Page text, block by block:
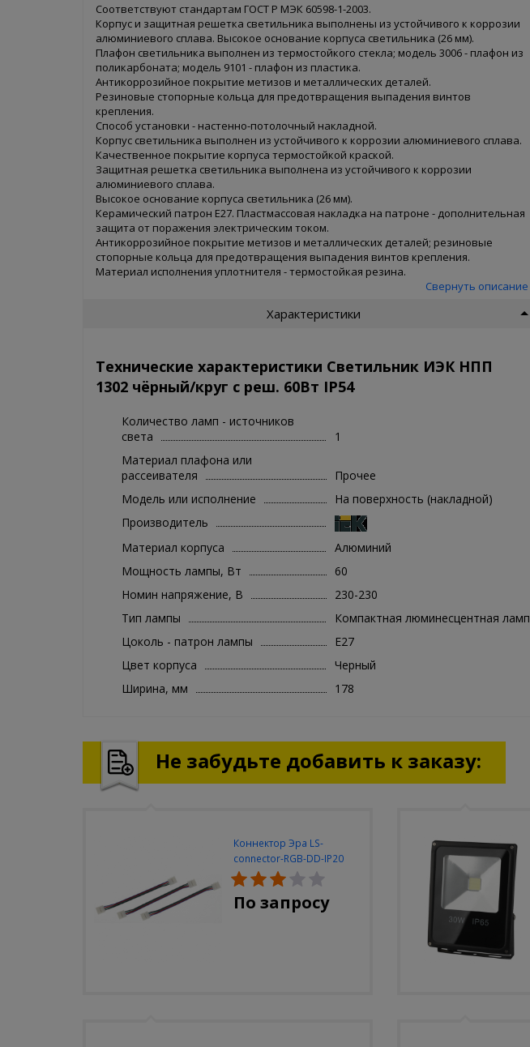
Соответствуют стандартам ГОСТ Р МЭК 60598-1-2003.
Корпус и защитная решетка светильника выполнены из устойчивого к коррозии
алюминиевого сплава. Высокое основание корпуса светильника (26 мм).
Плафон светильника выполнен из термостойкого стекла; модель 3006 - плафон из
поликарбоната; модель 9101 - плафон из пластика.
Антикоррозийное покрытие метизов и металлических деталей.
Резиновые стопорные кольца для предотвращения выпадения винтов
крепления.
Способ установки - настенно-потолочный накладной.
Корпус светильника выполнен из устойчивого к коррозии алюминиевого сплава.
Качественное покрытие корпуса термостойкой краской.
Защитная решетка светильника выполнена из устойчивого к коррозии
алюминиевого сплава.
Высокое основание корпуса светильника (26 мм).
Керамический патрон Е27. Пластмассовая накладка на патроне - дополнительная
защита от поражения электрическим током.
Антикоррозийное покрытие метизов и металлических деталей; резиновые
стопорные кольца для предотвращения выпадения винтов крепления.
Материал исполнения уплотнителя - термостойкая резина.
Свернуть описание
Характеристики
Технические характеристики Светильник ИЭК НПП
1302 чёрный/круг с реш. 60Вт IP54
Количество ламп - источников
света
1
Материал плафона или
рассеивателя
Прочее
Модель или исполнение
На поверхность (накладной)
Производитель
Материал корпуса
Алюминий
Мощность лампы, Вт
60
Номин напряжение, В
230-230
Тип лампы
Компактная люминесцентная ламп
Цоколь - патрон лампы
E27
Цвет корпуса
Черный
Ширина, мм
178
Не забудьте добавить к заказу:
Коннектор Эра LS-
connector-RGB-DD-IP20
(3шт/уп)
По запросу